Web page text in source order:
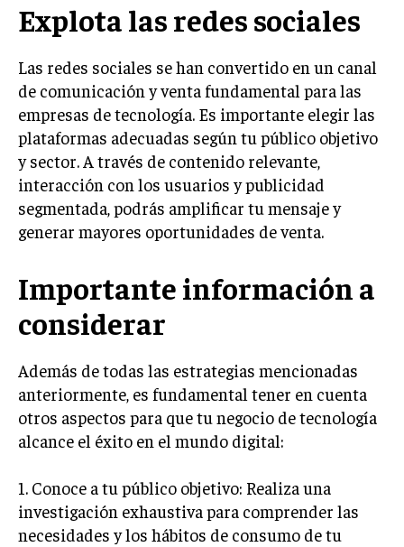
Explota las redes sociales
Las redes sociales se han convertido en un canal
de comunicación y venta fundamental para las
empresas de tecnología. Es importante elegir las
plataformas adecuadas según tu público objetivo
y sector. A través de contenido relevante,
interacción con los usuarios y publicidad
segmentada, podrás amplificar tu mensaje y
generar mayores oportunidades de venta.
Importante información a
considerar
Además de todas las estrategias mencionadas
anteriormente, es fundamental tener en cuenta
otros aspectos para que tu negocio de tecnología
alcance el éxito en el mundo digital:
1. Conoce a tu público objetivo: Realiza una
investigación exhaustiva para comprender las
necesidades y los hábitos de consumo de tu